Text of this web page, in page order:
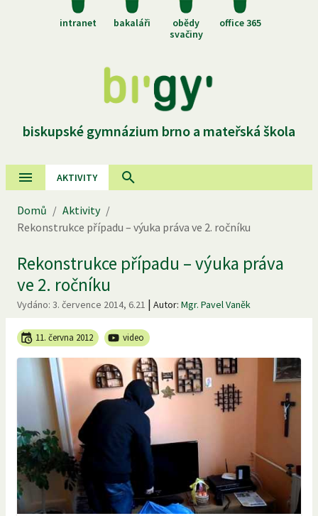
intranet bakaláři
obědy
svačiny
office 365
biskupské gymnázium brno a mateřská škola
AKTIVITY
Domů / Aktivity /
Rekonstrukce případu – výuka práva ve 2. ročníku
Rekonstrukce případu – výuka práva
ve 2. ročníku
Vydáno: 3. července 2014, 6.21 | Autor: Mgr. Pavel Vaněk
11. června 2012 video